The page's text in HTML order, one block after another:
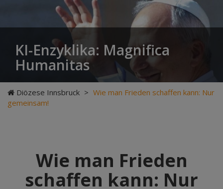
KI-Enzyklika: Magnifica
Humanitas
Diözese Innsbruck > Wie man Frieden schaffen kann: Nur
gemeinsam!
Wie man Frieden
schaffen kann: Nur